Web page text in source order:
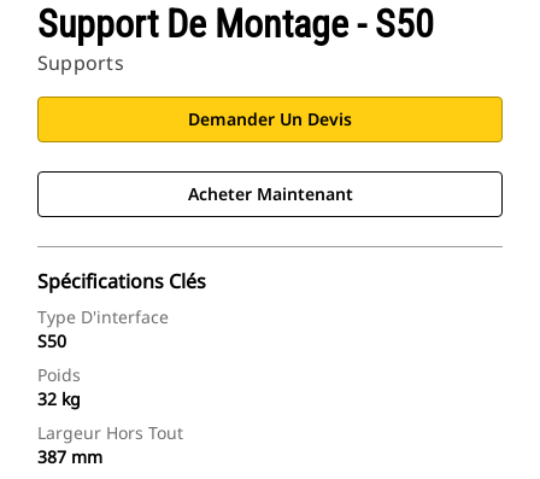
Support De Montage - S50
Supports
Demander Un Devis
Acheter Maintenant
Spécifications Clés
Type D'interface
S50
Poids
32 kg
Largeur Hors Tout
387 mm